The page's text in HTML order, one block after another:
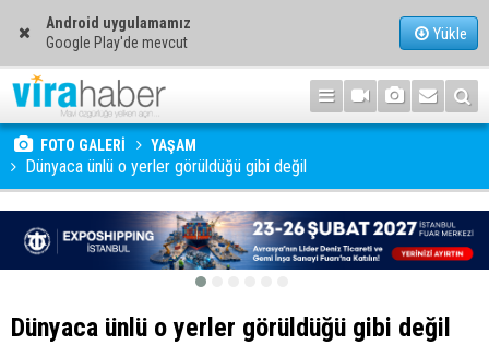
Android uygulamamız
Google Play'de mevcut
Yükle
FOTO GALERİ YAŞAM
Dünyaca ünlü o yerler görüldüğü gibi değil
Dünyaca ünlü o yerler görüldüğü gibi değil